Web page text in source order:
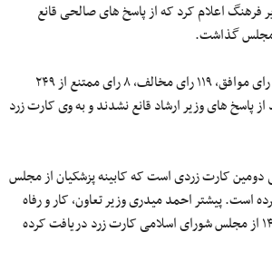
فرهنگ اعلام کرد که از پاسخ های صالحی قانع
مجلس گذاشت.
در نهایت نمایندگان با ۱۱۹ رای موافق، ۱۱۹ رای مخالف، ۸ رای ممتنع از ۲۴۹
پاسخ های وزیر ارشاد قانع نشدند و به وی کارت زرد
کارت زردی است که کابینه پزشکیان از مجلس
است. پیشتر احمد میدری وزیر تعاون، کار و رفاه
اجتماعی در اسفندماه ۱۴۰۳ از مجلس شورای اسلامی کارت زرد دریافت کرده